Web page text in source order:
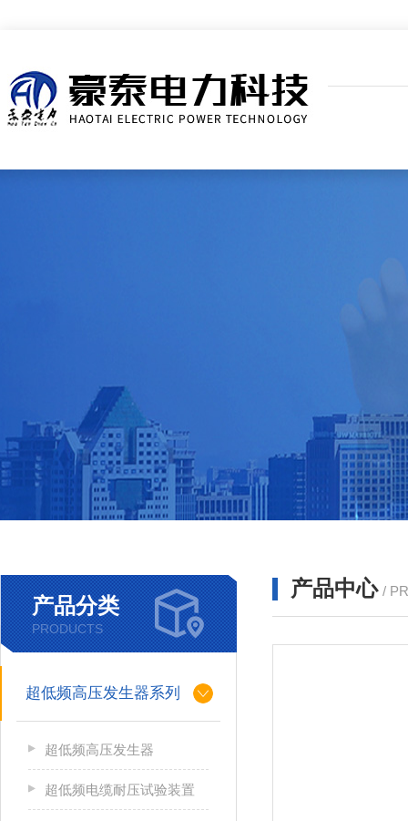
产品分类
PRODUCTS
超低频高压发生器系列
超低频高压发生器
超低频电缆耐压试验装置
产品中心 /